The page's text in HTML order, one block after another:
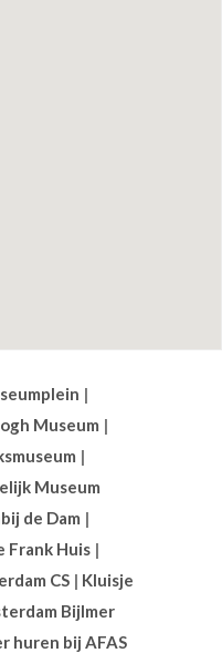
|
Museum |
|
Museum
de Dam |
Frank Huis|
CS | Kluisje
Bijlmer
huren bij AFAS